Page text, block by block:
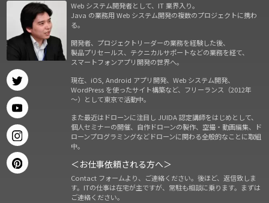
Web システム開発者として、IT 業界入り。
Java の業務用 Web システム開発の複数のプロジェクトに携わ
る。
開発者、プロジェクトリーダーの業務を経験した後、
製品プリセールス、テクニカルサポートなどの業務を経て、
スマートフォンアプリ開発の世界へ。
現在、iOS, Android アプリ開発、Web システム開発、
WordPress を使ったサイト構築など、フリーランス（2012年
～）として東京で活動中。
また最近はドローンに注目し JUIDA 認定講師をはじめとして、
個人セミナーの開催、自作ドローンの製作、空撮・動画編集、ド
ローンプログラミングなどドローンに関わる全般的なことに取組
中。
＜お仕事依頼される方へ＞
Contact フォームより、ご連絡ください。後ほど、返信致しま
す。ITの仕事は在宅が主ですが、常駐も相談に乗ります。まずは
ご連絡ください。